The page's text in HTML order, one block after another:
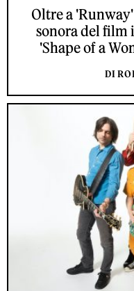
Oltre a
sonora del
'Shape of a
DI